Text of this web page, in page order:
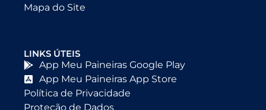
Mapa do Site
LINKS ÚTEIS
App Meu Paineiras Google Play
App Meu Paineiras App Store
Política de Privacidade
Proteção de Dados